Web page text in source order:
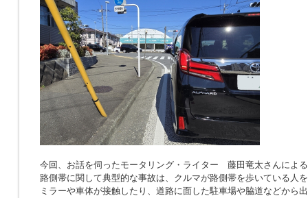
今回、お話を伺ったモータリング・ライター 藤田竜太さんによ
路側帯に関して典型的な事故は、クルマが路側帯を歩いている人
ミラーや車体が接触したり、道路に面した駐車場や脇道などから